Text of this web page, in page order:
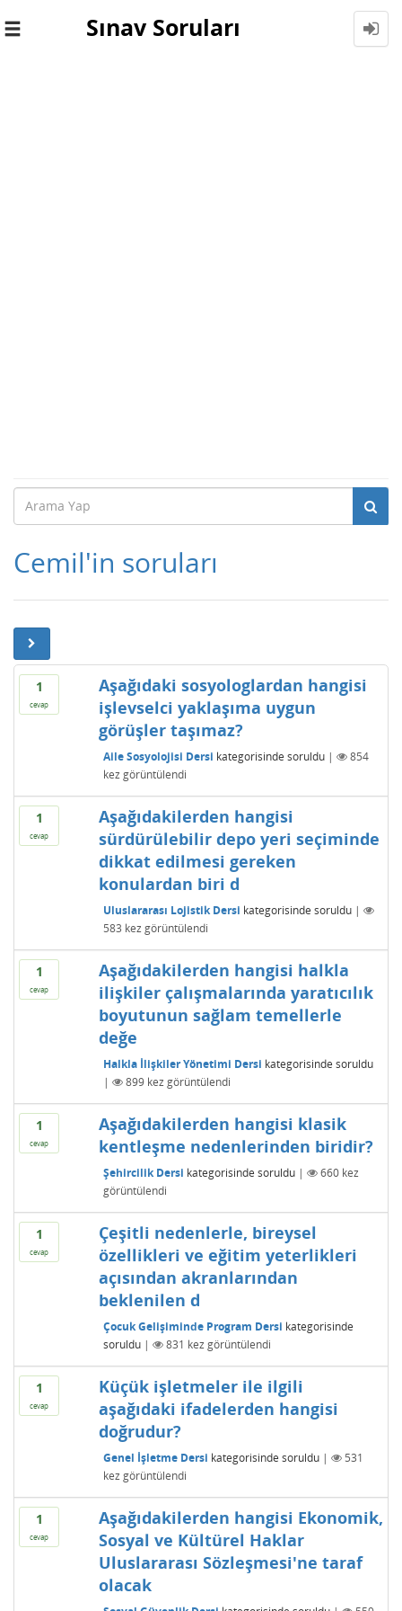
Toggle
Sınav Soruları
Cemil'in soruları
1
cevap
Aşağıdaki sosyologlardan hangisi
işlevselci yaklaşıma uygun
görüşler taşımaz?
Aile Sosyolojisi Dersi kategorisinde soruldu |
854
kez görüntülendi
1
cevap
Aşağıdakilerden hangisi
sürdürülebilir depo yeri seçiminde
dikkat edilmesi gereken
konulardan biri d
Uluslararası Lojistik Dersi kategorisinde soruldu |
583 kez görüntülendi
1
cevap
Aşağıdakilerden hangisi halkla
ilişkiler çalışmalarında yaratıcılık
boyutunun sağlam temellerle
değe
Halkla İlişkiler Yönetimi Dersi kategorisinde soruldu
|
899kez görüntülendi
1
cevap
Aşağıdakilerden hangisi klasik
kentleşme nedenlerinden biridir?
Şehircilik Dersi kategorisinde soruldu | 660kez
görüntülendi
1
cevap
Çeşitli nedenlerle, bireysel
özellikleri ve eğitim yeterlikleri
açısından akranlarından
beklenilen d
Çocuk Gelişiminde Program Dersi kategorisinde
soruldu | 831 kez görüntülendi
1
cevap
Küçük işletmeler ile ilgili
aşağıdaki ifadelerden hangisi
doğrudur?
Genel İşletme Dersi kategorisinde soruldu |
531
kez görüntülendi
1
cevap
Aşağıdakilerden hangisi Ekonomik,
Sosyal ve Kültürel Haklar
Uluslararası Sözleşmesi'ne taraf
olacak